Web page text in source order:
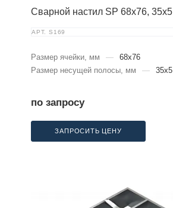
Сварной настил SP 68х76, 35х5
АРТ. S169
Размер ячейки, мм —
68x76
Размер несущей полосы, мм
— 35x5
по запросу
ЗАПРОСИТЬ ЦЕНУ